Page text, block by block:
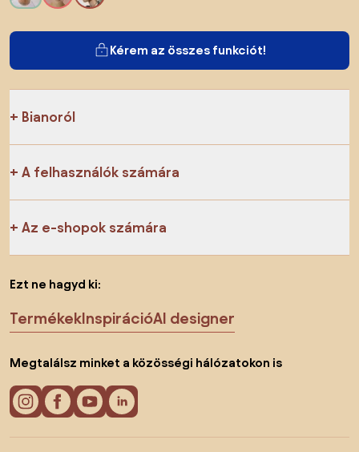
Kérem az összes funkciót!
Bianoról
A felhasználók számára
Az e-shopok számára
Ezt ne hagyd ki:
TermékekInspirációAI designer
Megtalálsz minket a közösségi hálózatokon is